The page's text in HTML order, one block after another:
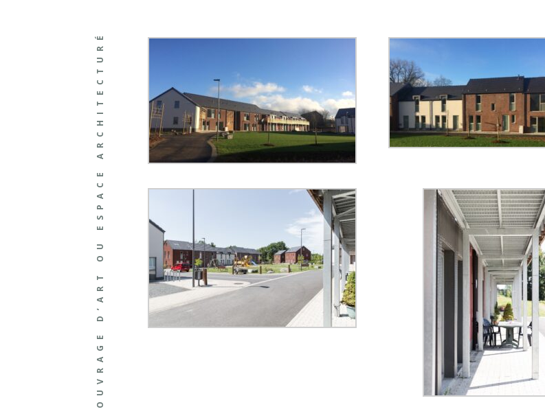
OUVRAGE D’ART OU ESPACE ARCHITECTURÉ